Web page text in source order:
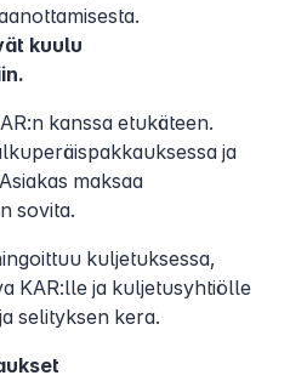
kuulu
kanssa etukäteen.
ja
maksaa
sovita.
kuljetuksessa,
KAR:lle ja kuljetusyhtiölle
selityksen kera.